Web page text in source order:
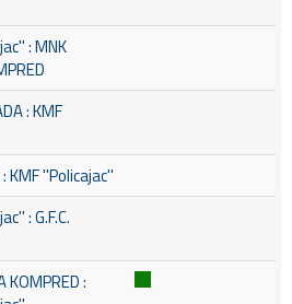
: MNK
: KMF
KMF ''Policajac''
: G.F.C.
KOMPRED :